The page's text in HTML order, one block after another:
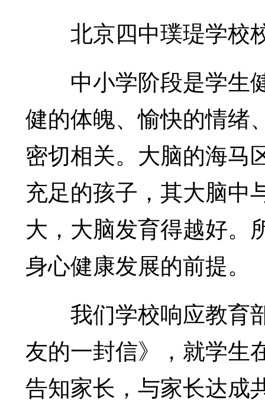
北京四中璞瑅学校
中小学阶段是学生
健的体魄、愉快的情绪
密切相关。大脑的海马
充足的孩子，其大脑中
大，大脑发育得越好。
身心健康发展的前提。
我们学校响应教育
友的一封信》，就学生
告知家长，与家长达成